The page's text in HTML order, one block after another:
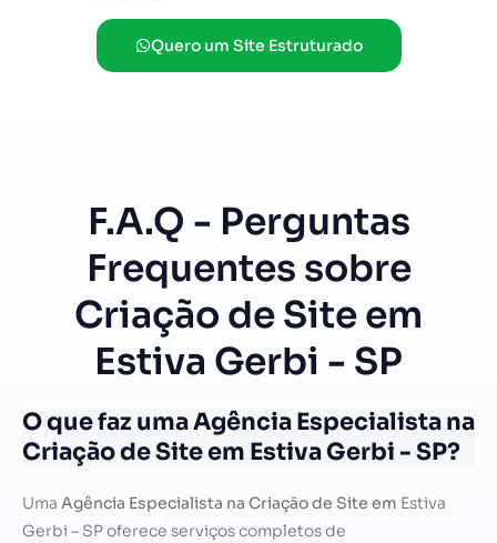
Quero um Site Estruturado
F.A.Q - Perguntas
Frequentes sobre
Criação de Site em
Estiva Gerbi - SP
O que faz uma Agência Especialista na
Criação de Site em Estiva Gerbi - SP?
Uma Agência Especialista na Criação de Site em Estiva
Gerbi – SP oferece serviços completos de